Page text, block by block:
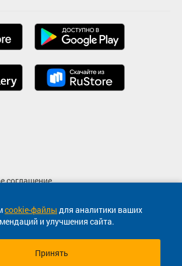
cookie-файлы для аналитики ваших
и улучшения сайта.
Принять
соглашение
сообщения
Онлайн сервис продажи